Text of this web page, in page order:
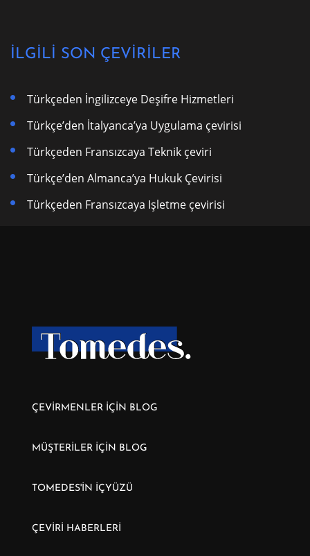
İLGİLİ SON ÇEVİRİLER
Türkçeden İngilizceye Deşifre Hizmetleri
Türkçe’den İtalyanca’ya Uygulama çevirisi
Türkçeden Fransızcaya Teknik çeviri
Türkçe’den Almanca’ya Hukuk Çevirisi
Türkçeden Fransızcaya Işletme çevirisi
ÇEVİRMENLER İÇİN BLOG
MÜŞTERİLER İÇİN BLOG
TOMEDES'İN İÇYÜZÜ
ÇEVİRİ HABERLERİ